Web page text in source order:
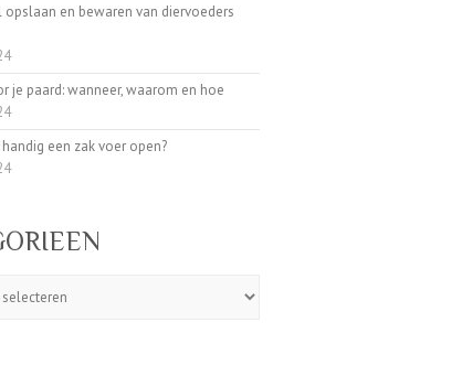
opslaan en bewaren van diervoeders
je paard: wanneer, waarom en hoe
een zak voer open?